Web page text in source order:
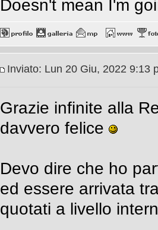
Doesn't mean I'm
Inviato: Lun 20 Giu, 2022 9:13
Grazie infinite alla
davvero felice
Devo dire che ho
ed essere arrivata
quotati a livello